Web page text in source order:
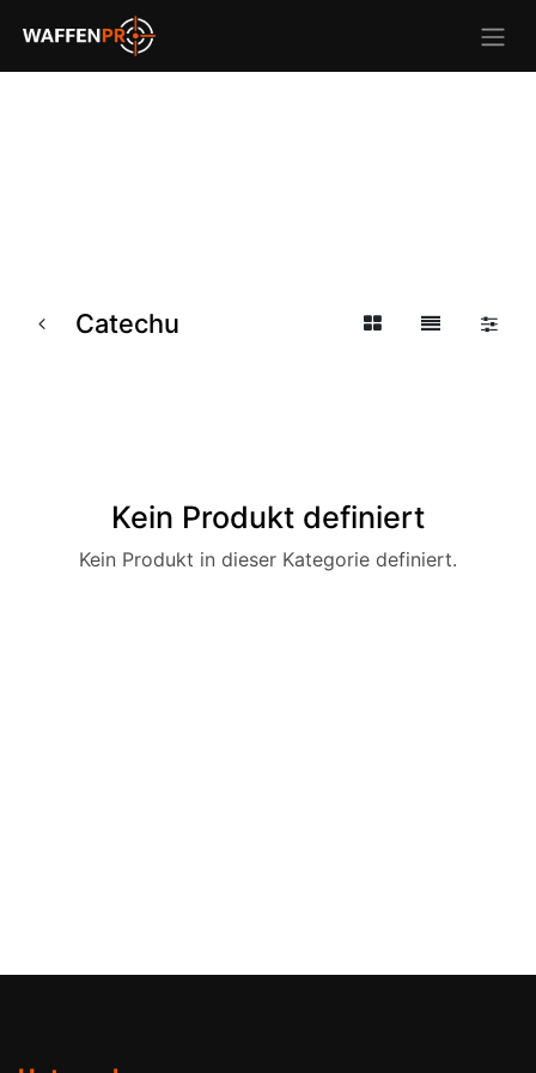
Catechu
Kein Produkt definiert
Kein Produkt in dieser Kategorie definiert.